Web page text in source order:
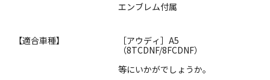
エンブレム付属
【適合車種】
［アウディ］A5
（8TCDNF/8FCDNF）
等にいかがでしょうか。